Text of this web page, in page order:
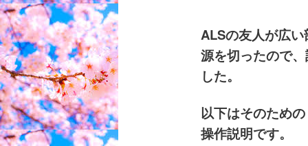
ALSの友人が広
源を切ったので
した。
以下はそのため
操作説明です。